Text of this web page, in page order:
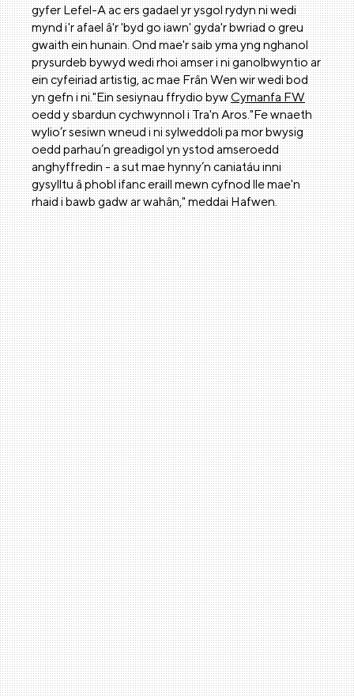
gyfer Lefel-A ac ers gadael yr ysgol rydyn ni wedi
mynd i'r afael â'r 'byd go iawn' gyda'r bwriad o greu
gwaith ein hunain. Ond mae'r saib yma yng nghanol
prysurdeb bywyd wedi rhoi amser i ni ganolbwyntio ar
ein cyfeiriad artistig, ac mae Frân Wen wir wedi bod
yn gefn i ni."Ein sesiynau ffrydio bywCymanfa FW
oedd y sbardun cychwynnol i Tra'n Aros."Fe wnaeth
wylio’r sesiwn wneud i ni sylweddoli pa mor bwysig
oedd parhau’n greadigol yn ystod amseroedd
anghyffredin - a sut mae hynny’n caniatáu inni
gysylltu â phobl ifanc eraill mewn cyfnod lle mae'n
rhaid i bawb gadw ar wahân," meddai Hafwen.